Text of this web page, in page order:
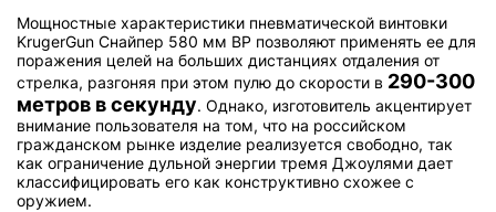
Мощностные характеристики пневматической винтовки
KrugerGun Снайпер 580 мм BP позволяют применять ее для
поражения целей на больших дистанциях отдаления от
стрелка, разгоняя при этом пулю до скорости в 290-300
метров в секунду. Однако, изготовитель акцентирует
внимание пользователя на том, что на российском
гражданском рынке изделие реализуется свободно, так
как ограничение дульной энергии тремя Джоулями дает
классифицировать его как конструктивно схожее с
оружием.